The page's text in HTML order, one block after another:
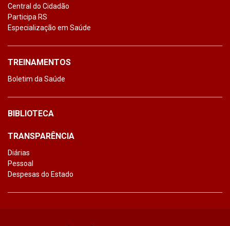
Central do Cidadão
Participa RS
Especialização em Saúde
TREINAMENTOS
Boletim da Saúde
BIBLIOTECA
TRANSPARÊNCIA
Diárias
Pessoal
Despesas do Estado